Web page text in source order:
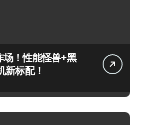
！性能怪兽+黑
新标配！